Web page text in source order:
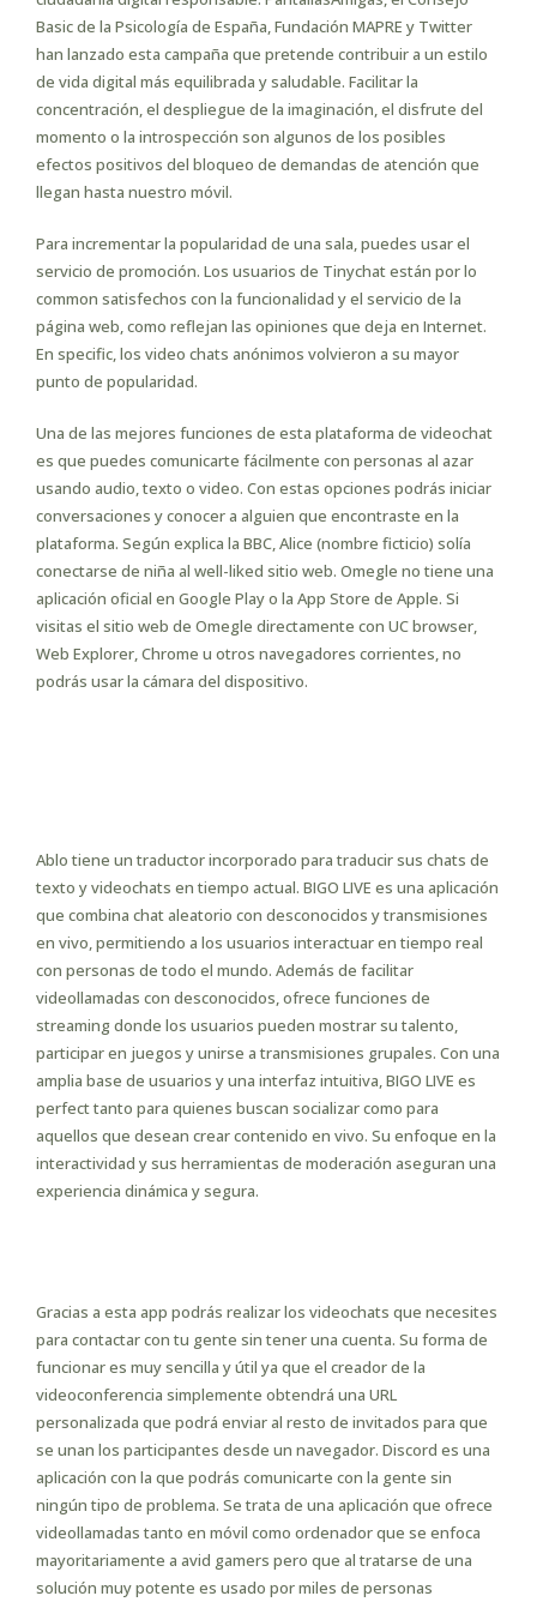
Basic de la Psicología de España, Fundación MAPRE y Twitter
han lanzado esta campaña que pretende contribuir a un estilo
de vida digital más equilibrada y saludable. Facilitar la
concentración, el despliegue de la imaginación, el disfrute del
momento o la introspección son algunos de los posibles
efectos positivos del bloqueo de demandas de atención que
llegan hasta nuestro móvil.
Para incrementar la popularidad de una sala, puedes usar el
servicio de promoción. Los usuarios de Tinychat están por lo
common satisfechos con la funcionalidad y el servicio de la
página web, como reflejan las opiniones que deja en Internet.
En specific, los video chats anónimos volvieron a su mayor
punto de popularidad.
Una de las mejores funciones de esta plataforma de videochat
es que puedes comunicarte fácilmente con personas al azar
usando audio, texto o video. Con estas opciones podrás iniciar
conversaciones y conocer a alguien que encontraste en la
plataforma. Según explica la BBC, Alice (nombre ficticio) solía
conectarse de niña al well-liked sitio web. Omegle no tiene una
aplicación oficial en Google Play o la App Store de Apple. Si
visitas el sitio web de Omegle directamente con UC browser,
Web Explorer, Chrome u otros navegadores corrientes, no
podrás usar la cámara del dispositivo.
Ablo tiene un traductor incorporado para traducir sus chats de
texto y videochats en tiempo actual. BIGO LIVE es una aplicación
que combina chat aleatorio con desconocidos y transmisiones
en vivo, permitiendo a los usuarios interactuar en tiempo real
con personas de todo el mundo. Además de facilitar
videollamadas con desconocidos, ofrece funciones de
streaming donde los usuarios pueden mostrar su talento,
participar en juegos y unirse a transmisiones grupales. Con una
amplia base de usuarios y una interfaz intuitiva, BIGO LIVE es
perfect tanto para quienes buscan socializar como para
aquellos que desean crear contenido en vivo. Su enfoque en la
interactividad y sus herramientas de moderación aseguran una
experiencia dinámica y segura.
Gracias a esta app podrás realizar los videochats que necesites
para contactar con tu gente sin tener una cuenta. Su forma de
funcionar es muy sencilla y útil ya que el creador de la
videoconferencia simplemente obtendrá una URL
personalizada que podrá enviar al resto de invitados para que
se unan los participantes desde un navegador. Discord es una
aplicación con la que podrás comunicarte con la gente sin
ningún tipo de problema. Se trata de una aplicación que ofrece
videollamadas tanto en móvil como ordenador que se enfoca
mayoritariamente a avid gamers pero que al tratarse de una
solución muy potente es usado por miles de personas